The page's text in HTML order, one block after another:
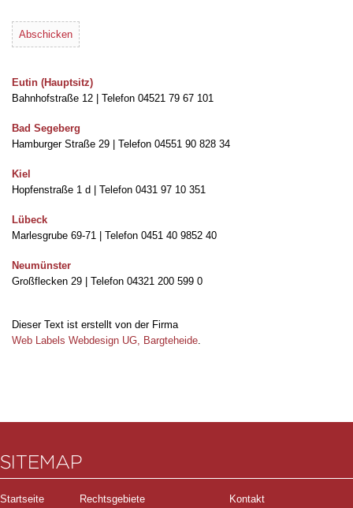
Eutin (Hauptsitz)
Bahnhofstraße 12 | Telefon 04521 79 67 101
Bad Segeberg
Hamburger Straße 29 | Telefon 04551 90 828 34
Kiel
Hopfenstraße 1 d | Telefon 0431 97 10 351
Lübeck
Marlesgrube 69-71 | Telefon 0451 40 9852 40
Neumünster
Großflecken 29 | Telefon 04321 200 599 0
Dieser Text ist erstellt von der Firma
Web Labels Webdesign UG, Bargteheide.
SITEMAP
Startseite
Rechtsgebiete
Kontakt